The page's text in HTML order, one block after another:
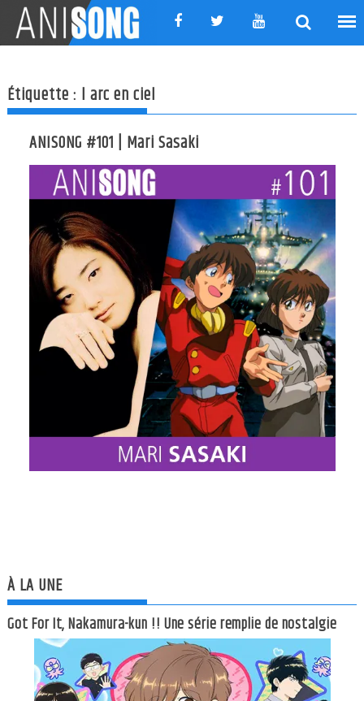
content
Étiquette : l arc en ciel
ANISONG #101 | Mari Sasaki
À LA UNE
Got For It, Nakamura-kun !! Une série remplie de nostalgie